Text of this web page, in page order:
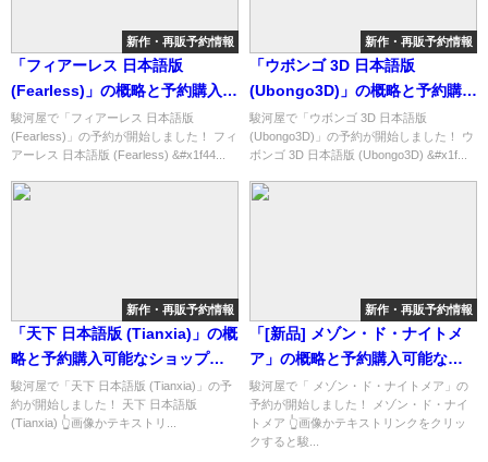
新作・再販予約情報
「フィアーレス 日本語版
(Fearless)」の概略と予約購入可
能なショップ紹介！
駿河屋で「フィアーレス 日本語版
(Fearless)」の予約が開始しました！ フィ
アーレス 日本語版 (Fearless) &#x1f44...
新作・再販予約情報
「ウボンゴ 3D 日本語版
(Ubongo3D)」の概略と予約購入
可能なショップ紹介！
駿河屋で「ウボンゴ 3D 日本語版
(Ubongo3D)」の予約が開始しました！ ウ
ボンゴ 3D 日本語版 (Ubongo3D) &#x1f...
新作・再販予約情報
「天下 日本語版 (Tianxia)」の概
略と予約購入可能なショップ紹
介！
駿河屋で「天下 日本語版 (Tianxia)」の予
約が開始しました！ 天下 日本語版
(Tianxia) 👆画像かテキストリ...
新作・再販予約情報
「[新品] メゾン・ド・ナイトメ
ア」の概略と予約購入可能なシ
ョップ紹介！
駿河屋で「 メゾン・ド・ナイトメア」の
予約が開始しました！ メゾン・ド・ナイ
トメア 👆画像かテキストリンクをクリッ
クすると駿...